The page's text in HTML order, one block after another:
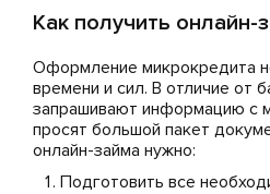
Как получить онлайн-
Оформление микрокредита
времени и сил. В отличие от
запрашивают информацию с
просят большой пакет
онлайн-займа нужно:
Подготовить все